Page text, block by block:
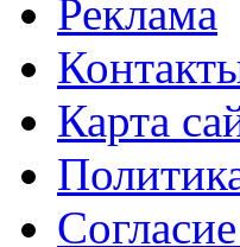
Реклама
Карта